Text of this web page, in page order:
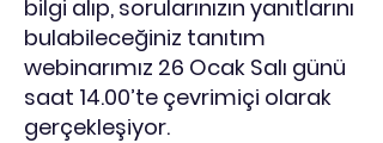
bilgi alıp, sorularınızın yanıtlarını
bulabileceğiniz tanıtım
webinarımız 26 Ocak Salı günü
saat 14.00’te çevrimiçi olarak
gerçekleşiyor.